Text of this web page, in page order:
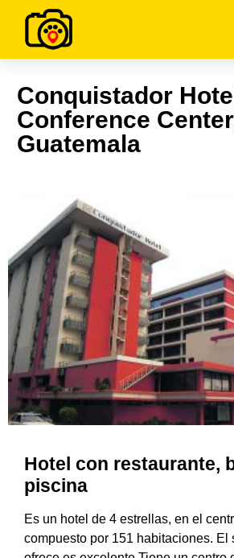
Conquistador
Conference
Guatemala
Hotel con restaurante,
piscina
Es un hotel de 4 estrellas, en el
compuesto por 151 habitaciones. El